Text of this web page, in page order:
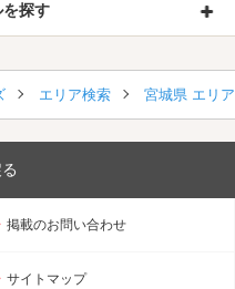
探す
エリア検索 宮城県 エリ
掲載のお問い合わせ
サイトマップ